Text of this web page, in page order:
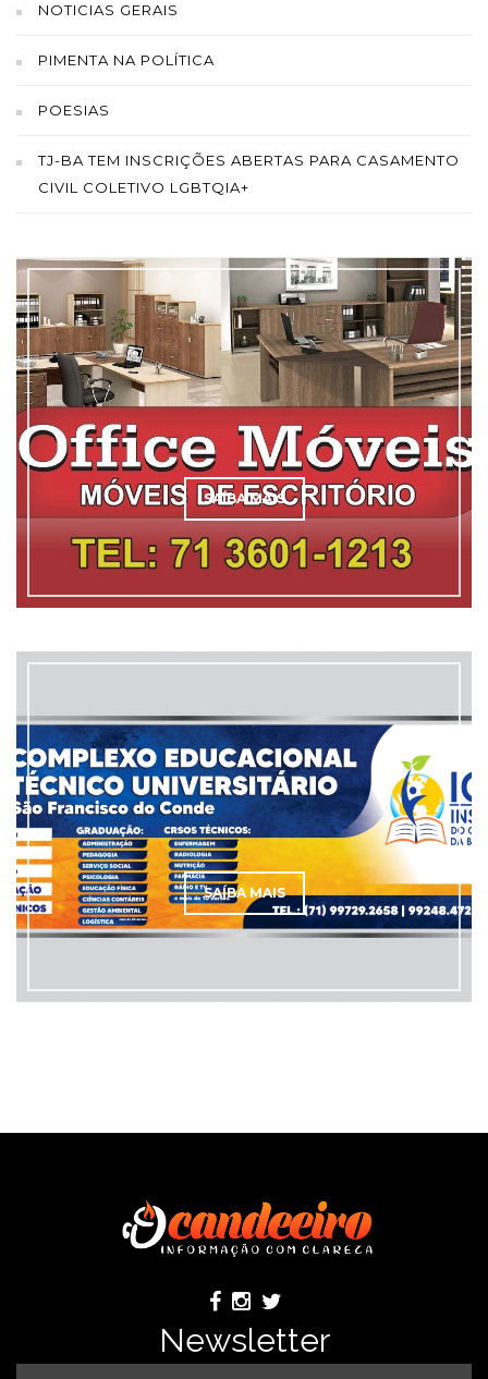
NOTICIAS GERAIS
PIMENTA NA POLÍTICA
POESIAS
TJ-BA TEM INSCRIÇÕES ABERTAS PARA CASAMENTO
CIVIL COLETIVO LGBTQIA+
SAÍBA MAIS
SAÍBA MAIS
Newsletter